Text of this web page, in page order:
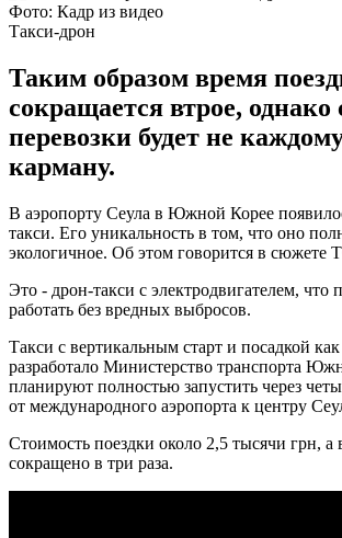
Фото: Кадр из видео
Такси-дрон
Таким образом время
сокращается втрое, однако
перевозки будет не
карману.
В аэропорту Сеула в Южной Корее
такси. Его уникальность в том, что оно
экологичное. Об этом говорится в сюжете
Это - дрон-такси с электродвигателем, что
работать без вредных выбросов.
Такси с вертикальным старт и посадкой как
разработало Министерство транспорта
планируют полностью запустить через
от международного аэропорта к центру
Стоимость поездки около 2,5 тысячи грн, а
сокращено в три раза.